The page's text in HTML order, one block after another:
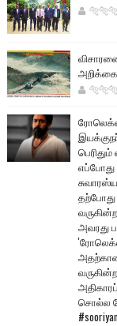
ரோலெக்ஸ்
எப்போது
தற்போது
அவரது
சொல்ல